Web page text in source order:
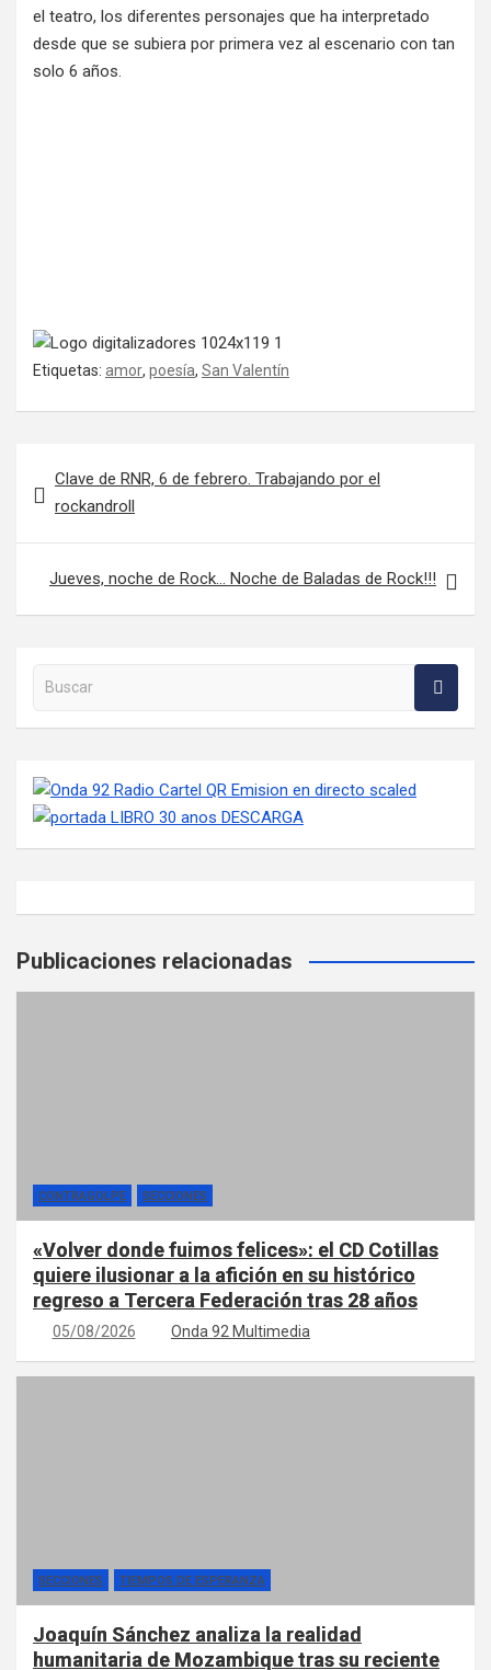
el teatro, los diferentes personajes que ha interpretado
desde que se subiera por primera vez al escenario con tan
solo 6 años.
Etiquetas: amor, poesía, San Valentín
Clave de RNR, 6 de febrero. Trabajando por el
rockandroll
Jueves, noche de Rock… Noche de Baladas de Rock!!!
Buscar en la web
Publicaciones relacionadas
CONTRAGOLPE SECCIONES
«Volver donde fuimos felices»: el CD Cotillas
quiere ilusionar a la afición en su histórico
regreso a Tercera Federación tras 28 años
05/08/2026 Onda 92 Multimedia
SECCIONES TIEMPOS DE ESPERANZA
Joaquín Sánchez analiza la realidad
humanitaria de Mozambique tras su reciente